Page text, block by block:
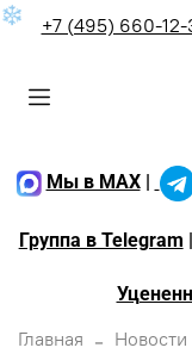
❄ +7 (495) 660-12-
Мы в MAX|
Группа в Telegram
Главная